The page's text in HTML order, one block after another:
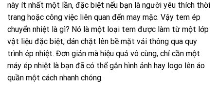
này ít nhất một lần, đặc biệt nếu bạn là người yêu thích thời
trang hoặc công việc liên quan đến may mặc. Vậy tem ép
chuyển nhiệt là gì? Nó là một loại tem được làm từ một lớp
vật liệu đặc biệt, dán chặt lên bề mặt vải thông qua quy
trình ép nhiệt. Đơn giản mà hiệu quả vô cùng, chỉ cần một
máy ép nhiệt là bạn đã có thể gắn hình ảnh hay logo lên áo
quần một cách nhanh chóng.